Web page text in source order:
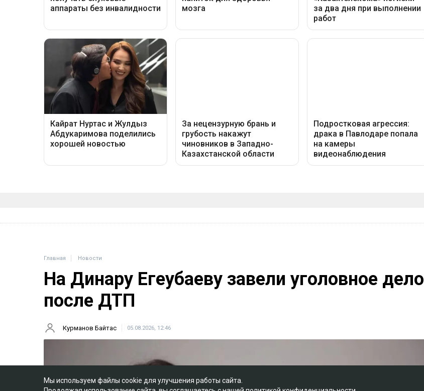
Главная Новости
На Динару Егеубаеву завели уголовное дело
после ДТП
Курманов Байтас 05.08.2026, 12:46
Мы используем файлы cookie для улучшения работы сайта.